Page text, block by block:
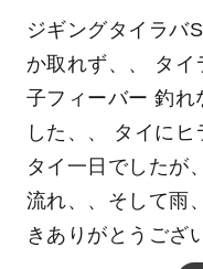
ジギングタイラバ
か取れず、、 タ
子フィーバー 釣
した、、 タイに
タイ一日でしたが
流れ、、そして雨
きありがとうござ